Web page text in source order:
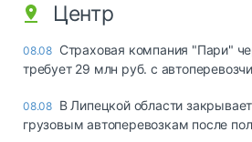
Центр
08.08 Страховая компания "Пари"
требует 29 млн руб. с
08.08 В Липецкой области
грузовым автоперевозкам после